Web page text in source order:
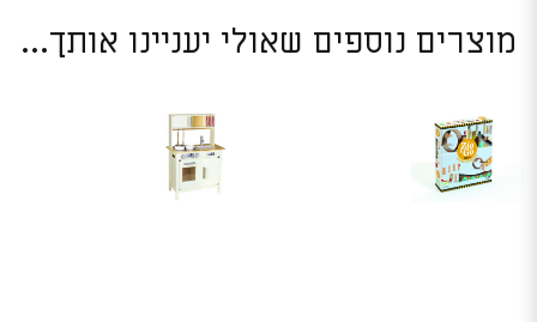
מוצרים נוספים שאולי יעניינו אותך...